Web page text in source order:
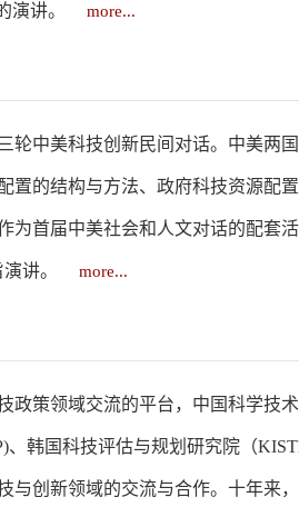
演讲。 more...
轮中美科技创新民间对话。中美两
置的结构与方法、政府科技资源配
为首届中美社会和人文对话的配套
讲。 more...
政策领域交流的平台，中国科学技
、韩国科技评估与规划研究院（
与创新领域的交流与合作。十年来